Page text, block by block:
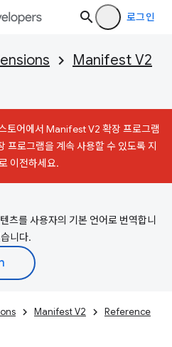
로그인
Manifest V2
토어에서 Manifest V2 확장 프로그램
프로그램을 계속 사용할 수 있도록 지
이전하세요.
츠를 사용자의 기본 언어로 번역합니
니다.
Manifest V2 Reference